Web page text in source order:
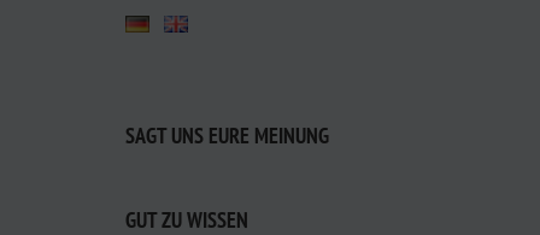
SAGT UNS EURE MEINUNG
GUT ZU WISSEN